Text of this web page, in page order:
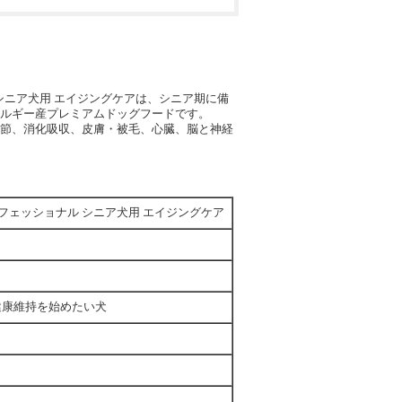
ア犬用 エイジングケアは、シニア期に備
ギー産プレミアムドッグフードです。
、消化吸収、皮膚・被毛、心臓、脳と神経
ェッショナル シニア犬用 エイジングケア
維持を始めたい犬